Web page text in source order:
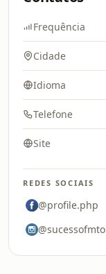
Frequência
Cidade
Idioma
Telefone
Site
REDES SOCIAIS
@profile.php
@sucessofmto